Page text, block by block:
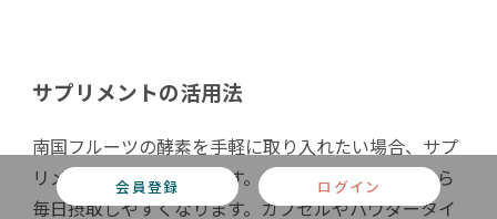
サプリメントの活用法
南国フルーツの酵素を手軽に取り入れたい場合、サプ
リメントの活用が便利です。まず、サプリメントなら
毎日摂取しやすくなります。カプセルやパウダータイ
会員登録 ログイン